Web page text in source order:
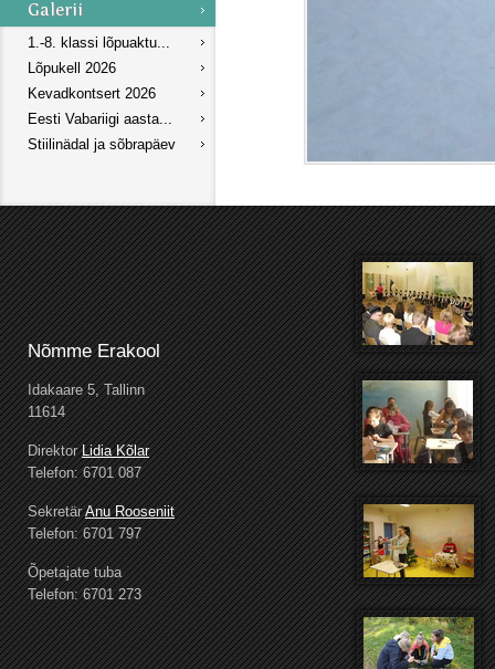
1.-8. klassi lõpuaktu...
Lõpukell 2026
Kevadkontsert 2026
Eesti Vabariigi aasta...
Stiilinädal ja sõbrapäev
Nõmme Erakool
Idakaare 5, Tallinn
11614
DirektorLidia Kõlar
Telefon: 6701 087
SekretärAnu Rooseniit
Telefon: 6701 797
Õpetajate tuba
Telefon: 6701 273